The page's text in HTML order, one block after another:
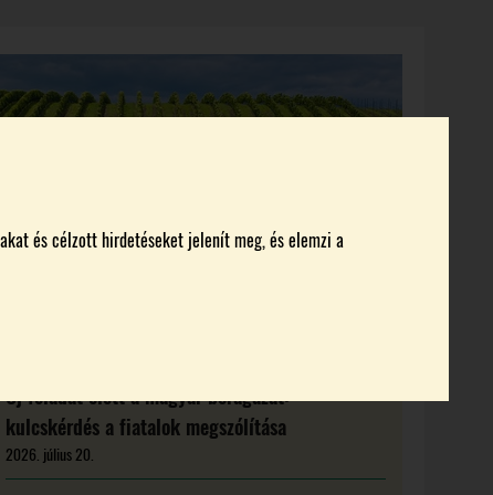
és célzott hirdetéseket jelenít meg, és elemzi a
Új feladat előtt a magyar borágazat:
kulcskérdés a fiatalok megszólítása
2026. július 20.